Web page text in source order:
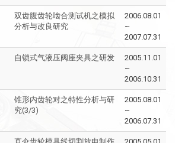
双齿腹齿轮啮合测试机之模拟
分析与改良研究
2006.08.01
~
2007.07.31
自锁式气液压阀座夹具之研发
2005.11.01
~
2006.10.31
锥形内齿轮对之特性分析与研
究(3/3)
2005.08.01
~
2006.07.31